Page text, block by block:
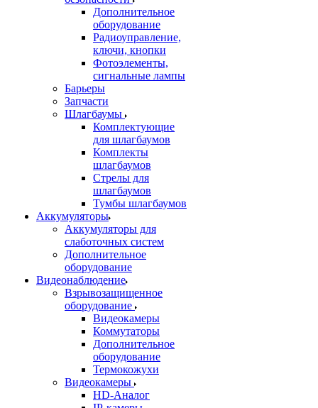
Дополнительное
оборудование
Радиоуправление,
ключи, кнопки
Фотоэлементы,
сигнальные лампы
Барьеры
Запчасти
Шлагбаумы
Комплектующие
для шлагбаумов
Комплекты
шлагбаумов
Стрелы для
шлагбаумов
Тумбы шлагбаумов
Аккумуляторы
Аккумуляторы для
слаботочных систем
Дополнительное
оборудование
Видеонаблюдение
Взрывозащищенное
оборудование
Видеокамеры
Коммутаторы
Дополнительное
оборудование
Термокожухи
Видеокамеры
HD-Аналог